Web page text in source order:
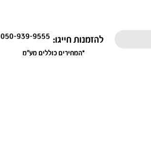
להזמנות חייגו: 050-939-9555
*המחירים כוללים מע"מ